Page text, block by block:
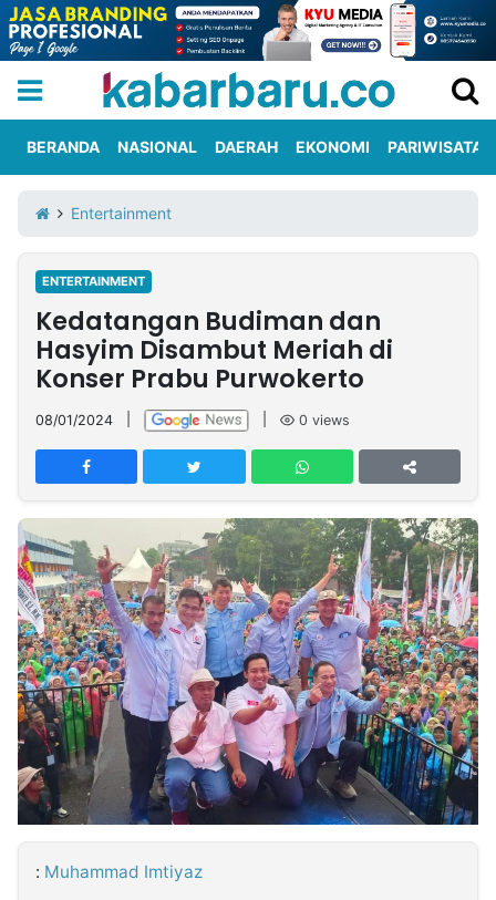
Iklan
Berita
Kami
Nasional
International
Olahraga
Entertainment
Daerah
Pariwisata
Kuliner
Kolom
Network
PT
TREETAN
INDONESIA
Partner
Insight
NTB
Suara
Time
Lens
IDN
Daily
Jogja
Jalan
Rakyat
Idealita
News
Kita
Notice
Dinamikapost.com
Radar
Baru
Seedbacklink
Follow
Kabarbaru
BERANDA NASIONAL DAERAH EKONOMI PARIWISATA
Entertainment
ENTERTAINMENT
Kedatangan Budiman dan
Hasyim Disambut Meriah di
Konser Prabu Purwokerto
08/01/2024 0 views
: Muhammad Imtiyaz